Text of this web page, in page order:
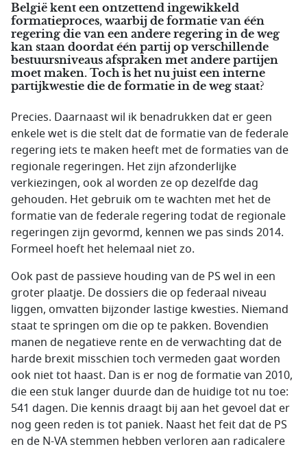
België kent een ontzettend ingewikkeld
formatieproces, waarbij de formatie van één
regering die van een andere regering in de weg
kan staan doordat één partij op verschillende
bestuursniveaus afspraken met andere partijen
moet maken. Toch is het nu juist een interne
partijkwestie die de formatie in de weg staat?
Precies. Daarnaast wil ik benadrukken dat er geen
enkele wet is die stelt dat de formatie van de federale
regering iets te maken heeft met de formaties van de
regionale regeringen. Het zijn afzonderlijke
verkiezingen, ook al worden ze op dezelfde dag
gehouden. Het gebruik om te wachten met het de
formatie van de federale regering todat de regionale
regeringen zijn gevormd, kennen we pas sinds 2014.
Formeel hoeft het helemaal niet zo.
Ook past de passieve houding van de PS wel in een
groter plaatje. De dossiers die op federaal niveau
liggen, omvatten bijzonder lastige kwesties. Niemand
staat te springen om die op te pakken. Bovendien
manen de negatieve rente en de verwachting dat de
harde brexit misschien toch vermeden gaat worden
ook niet tot haast. Dan is er nog de formatie van 2010,
die een stuk langer duurde dan de huidige tot nu toe:
541 dagen. Die kennis draagt bij aan het gevoel dat er
nog geen reden is tot paniek. Naast het feit dat de PS
en de N-VA stemmen hebben verloren aan radicalere